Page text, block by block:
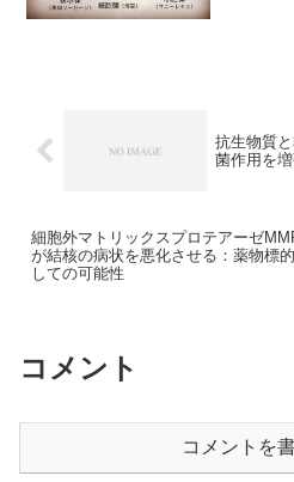
抗生物質
菌作用を
細胞外マトリックスプロテアーゼ
が結核の病状を悪化させる：薬物標
しての可能性
コメント
コメントを